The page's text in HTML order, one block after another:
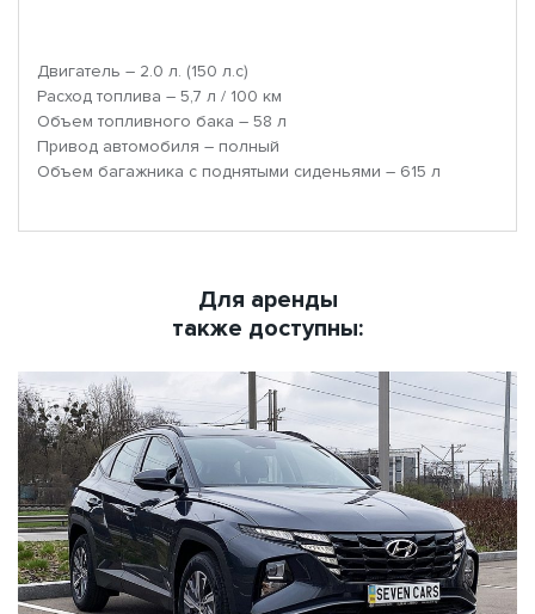
Двигатель – 2.0 л. (150 л.с)
Расход топлива – 5,7 л / 100 км
Объем топливного бака – 58 л
Привод автомобиля – полный
Объем багажника с поднятыми сиденьями – 615 л
Для аренды
также доступны: